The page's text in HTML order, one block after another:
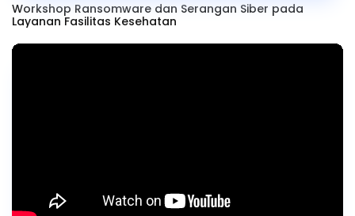
Workshop Ransomware dan Serangan Siber pada
Layanan Fasilitas Kesehatan